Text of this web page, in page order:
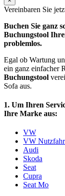
Vereinbaren Sie
Buchen Sie ganz
Buchungstool
problemlos.
Egal ob Wartung
ein ganz einfacher
Buchungstool
Sofa aus.
1. Um Ihren
Ihre Marke aus:
VW
VW
Audi
Skoda
Seat
Cupra
Seat Mo